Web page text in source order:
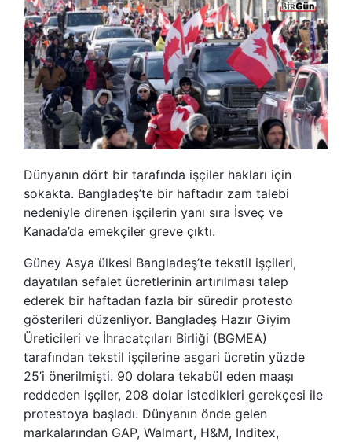
Dünyanın dört bir tarafında işçiler hakları için
sokakta. Bangladeş’te bir haftadır zam talebi
nedeniyle direnen işçilerin yanı sıra İsveç ve
Kanada’da emekçiler greve çıktı.
Güney Asya ülkesi Bangladeş’te tekstil işçileri,
dayatılan sefalet ücretlerinin artırılması talep
ederek bir haftadan fazla bir süredir protesto
gösterileri düzenliyor. Bangladeş Hazır Giyim
Üreticileri ve İhracatçıları Birliği (BGMEA)
tarafından tekstil işçilerine asgari ücretin yüzde
25’i önerilmişti. 90 dolara tekabül eden maaşı
reddeden işçiler, 208 dolar istedikleri gerekçesi ile
protestoya başladı. Dünyanın önde gelen
markalarından GAP, Walmart, H&M, Inditex,